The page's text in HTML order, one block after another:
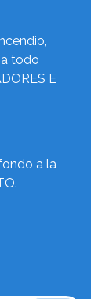
todo
E
a la